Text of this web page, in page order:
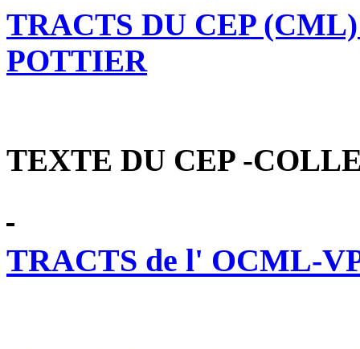
TRACTS DU CEP
POTTIER
TEXTE DU CEP -
TRACTS de l' OCML-